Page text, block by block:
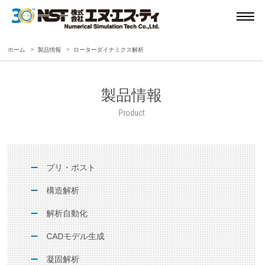
ホーム 製品情報 ローターダイナミクス解析
製品情報
Product
プリ・ポスト
構造解析
解析自動化
CADモデル生成
凝固解析